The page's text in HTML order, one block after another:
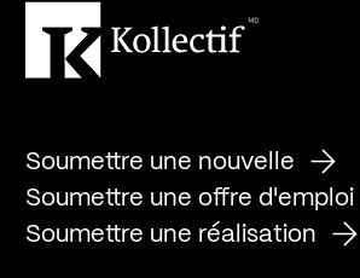
Soumettre une nouvelle
Soumettre une offre d'emploi
Soumettre une réalisation